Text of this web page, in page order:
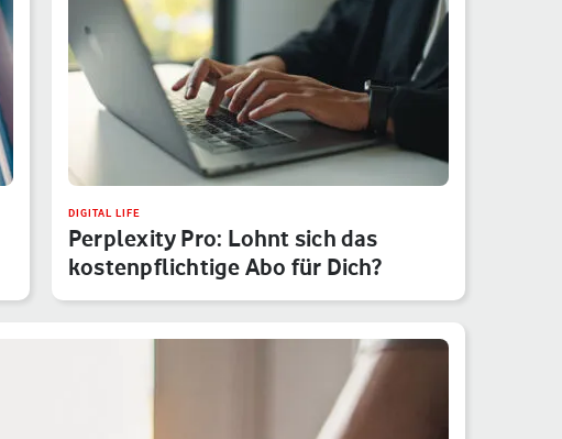
DIGITAL LIFE
Perplexity Pro: Lohnt sich das
kostenpflichtige Abo für Dich?